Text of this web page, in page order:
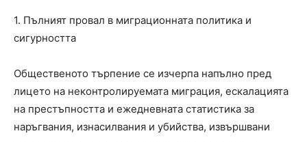
1. Пълният провал в миграционната политика и
сигурността
Общественото търпение се изчерпа напълно пред
лицето на неконтролируемата миграция, ескалацията
на престъпността и ежедневната статистика за
наръгвания, изнасилвания и убийства, извършвани